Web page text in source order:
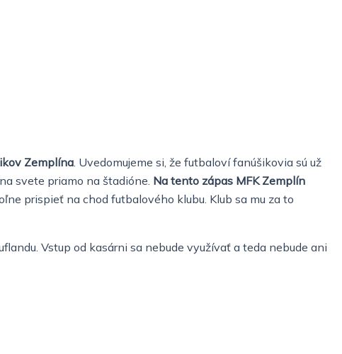
Zemplína . Uvedomujeme si, že futbaloví fanúšikovia sú už
svete priamo na štadióne. Na tento zápas MFK Zemplín
prispieť na chod futbalového klubu. Klub sa mu za to
Vstup od kasárni sa nebude využívať a teda nebude ani